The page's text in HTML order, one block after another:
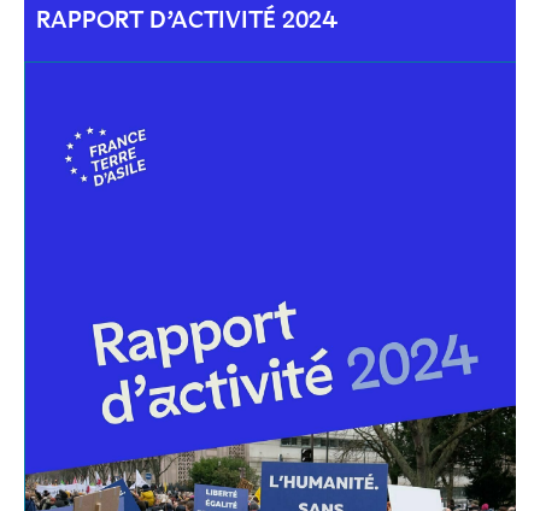
RAPPORT D’ACTIVITÉ 2024